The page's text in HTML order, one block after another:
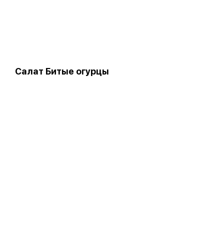
Салат Битые огурцы